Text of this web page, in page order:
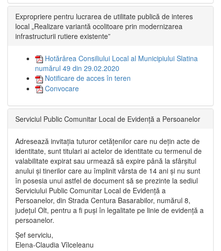
Expropriere pentru lucrarea de utilitate publică de interes
local „Realizare variantă ocolitoare prin modernizarea
infrastructurii rutiere existente”
Hotărârea Consiliului Local al Municipiului Slatina
numărul 49 din 29.02.2020
Notificare de acces în teren
Convocare
Serviciul Public Comunitar Local de Evidență a Persoanelor
Adresează invitația tuturor cetățenilor care nu dețin acte de
identitate, sunt titulari ai actelor de identitate cu termenul de
valabilitate expirat sau urmează să expire până la sfârșitul
anului și tinerilor care au împlinit vârsta de 14 ani și nu sunt
în posesia unui astfel de document să se prezinte la sediul
Serviciului Public Comunitar Local de Evidență a
Persoanelor, din Strada Centura Basarabilor, numărul 8,
județul Olt, pentru a fi puși în legalitate pe linie de evidență a
persoanelor.
Șef serviciu,
Elena-Claudia Vîlceleanu